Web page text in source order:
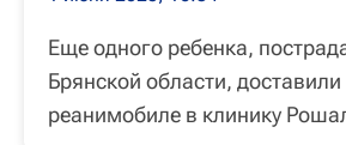
Еще одного ребенка,
Брянской области, доставили
реанимобиле в клинику